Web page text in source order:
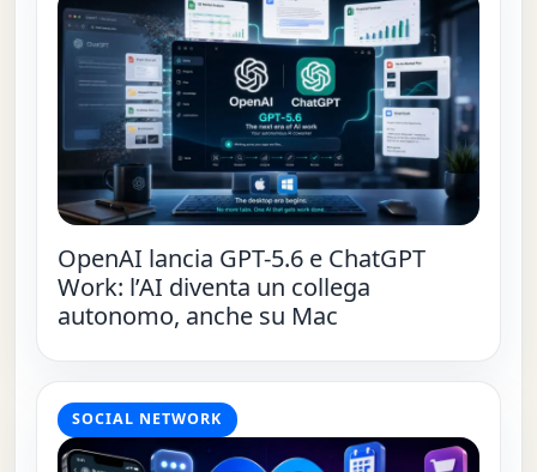
OpenAI lancia GPT-5.6 e ChatGPT
Work: l’AI diventa un collega
autonomo, anche su Mac
SOCIAL NETWORK